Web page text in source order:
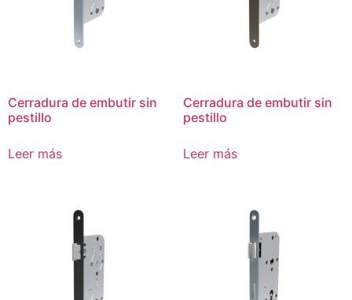
Cerradura de embutir sin
pestillo
Leer más
Cerradura de embutir sin
pestillo
Leer más